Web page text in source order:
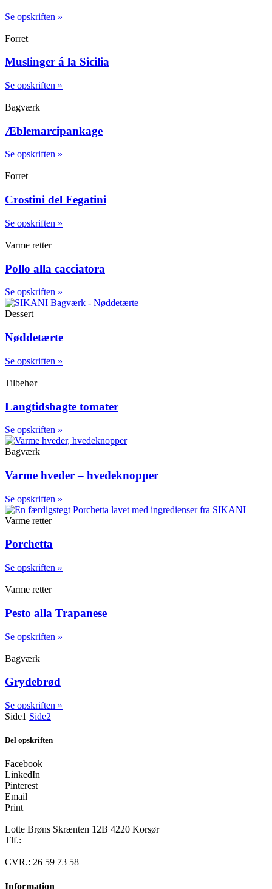
Se opskriften »
Forret
Muslinger á la Sicilia
Se opskriften »
Bagværk
Æblemarcipankage
Se opskriften »
Forret
Crostini del Fegatini
Se opskriften »
Varme retter
Pollo alla cacciatora
Se opskriften »
Dessert
Nøddetærte
Se opskriften »
Tilbehør
Langtidsbagte tomater
Se opskriften »
Bagværk
Varme hveder – hvedeknopper
Se opskriften »
Varme retter
Porchetta
Se opskriften »
Varme retter
Pesto alla Trapanese
Se opskriften »
Bagværk
Grydebrød
Se opskriften »
Side1 Side2
Del opskriften
Facebook
LinkedIn
Pinterest
Email
Print
Lotte Brøns Skrænten 12B 4220 Korsør
Tlf.:
CVR.: 26 59 73 58
Information